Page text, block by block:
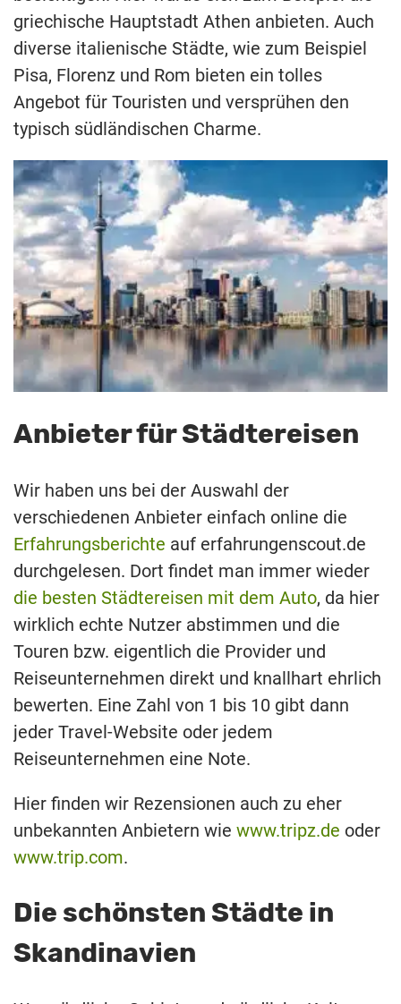
griechische Hauptstadt Athen anbieten. Auch
diverse italienische Städte, wie zum Beispiel
Pisa, Florenz und Rom bieten ein tolles
Angebot für Touristen und versprühen den
typisch südländischen Charme.
Anbieter für Städtereisen
Wir haben uns bei der Auswahl der
verschiedenen Anbieter einfach online die
Erfahrungsberichte auf erfahrungenscout.de
durchgelesen. Dort findet man immer wieder
die besten Städtereisen mit dem Auto, da hier
wirklich echte Nutzer abstimmen und die
Touren bzw. eigentlich die Provider und
Reiseunternehmen direkt und knallhart ehrlich
bewerten. Eine Zahl von 1 bis 10 gibt dann
jeder Travel-Website oder jedem
Reiseunternehmen eine Note.
Hier finden wir Rezensionen auch zu eher
unbekannten Anbietern wie www.tripz.de oder
www.trip.com.
Die schönsten Städte in
Skandinavien